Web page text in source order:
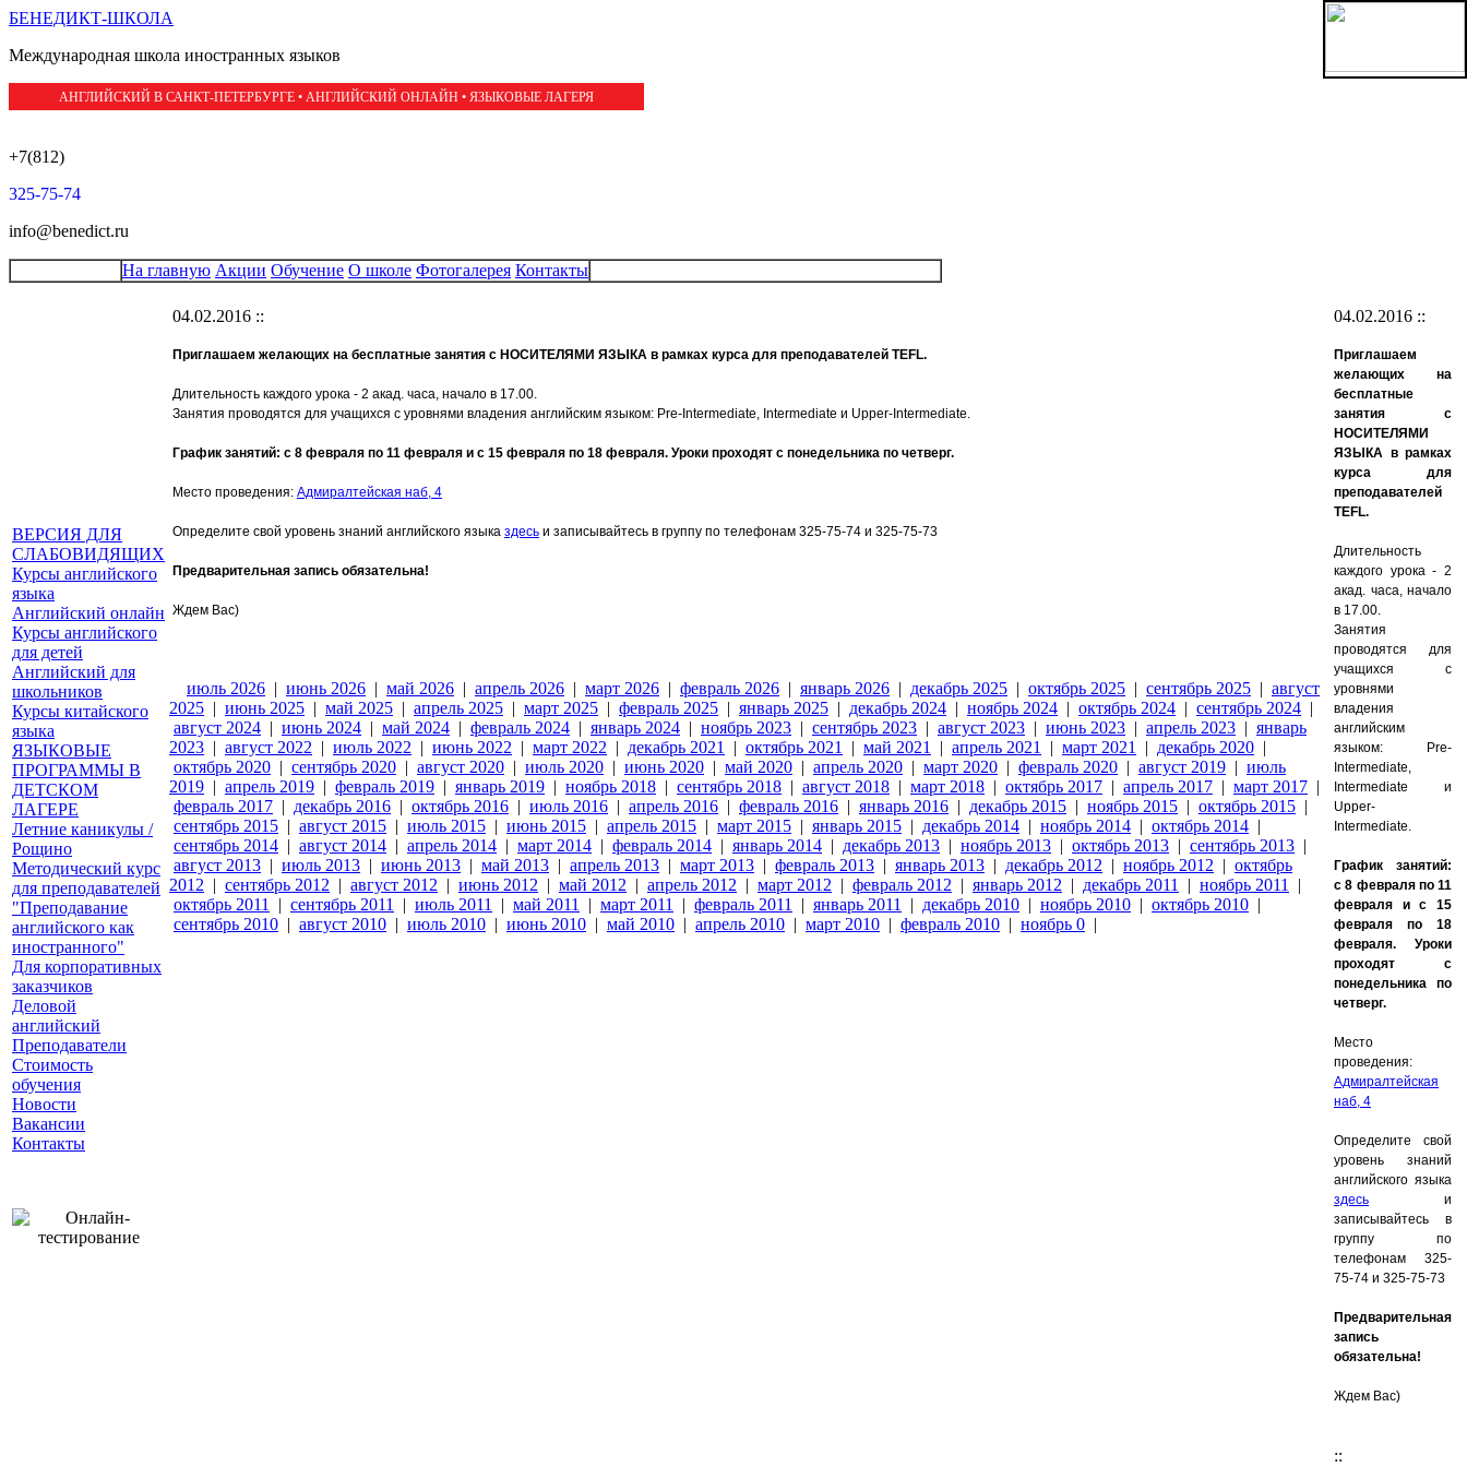
БЕНЕДИКТ-ШКОЛА
Международная школа иностранных языков
АНГЛИЙСКИЙ В САНКТ-ПЕТЕРБУРГЕ • АНГЛИЙСКИЙ ОНЛАЙН • ЯЗЫКОВЫЕ ЛАГЕРЯ
+7(812)
325-75-74
info@benedict.ru
На главную Акции Обучение О школе Фотогалерея Контакты
ВЕРСИЯ ДЛЯ
СЛАБОВИДЯЩИХ
Курсы английского
языка
Английский онлайн
Курсы английского
для детей
Английский для
школьников
Курсы китайского
языка
ЯЗЫКОВЫЕ
ПРОГРАММЫ В
ДЕТСКОМ
ЛАГЕРЕ
Летние каникулы /
Рощино
Методический курс
для преподавателей
"Преподавание
английского как
иностранного"
Для корпоративных
заказчиков
Деловой
английский
Преподаватели
Стоимость
обучения
Новости
Вакансии
Контакты
04.02.2016 ::
Приглашаем желающих на бесплатные занятия с НОСИТЕЛЯМИ ЯЗЫКА в рамках курса для преподавателей TEFL.
Длительность каждого урока - 2 акад. часа, начало в 17.00.
Занятия проводятся для учащихся с уровнями владения английским языком: Pre-Intermediate, Intermediate и Upper-Intermediate.
График занятий: с 8 февраля по 11 февраля и с 15 февраля по 18 февраля. Уроки проходят с понедельника по четверг.
Место проведения: Адмиралтейская наб, 4
Определите свой уровень знаний английского языка здесь и записывайтесь в группу по телефонам 325-75-74 и 325-75-73
Предварительная запись обязательна!
Ждем Вас)
июль 2026 | июнь 2026 | май 2026 | апрель 2026 | март 2026 | февраль 2026 | январь 2026 | декабрь 2025 | октябрь 2025 | сентябрь 2025 | август
2025 | июнь 2025 | май 2025 | апрель 2025 | март 2025 | февраль 2025 | январь 2025 | декабрь 2024 | ноябрь 2024 | октябрь 2024 | сентябрь 2024 |
август 2024 | июнь 2024 | май 2024 | февраль 2024 | январь 2024 | ноябрь 2023 | сентябрь 2023 | август 2023 | июнь 2023 | апрель 2023 | январь
2023 | август 2022 | июль 2022 | июнь 2022 | март 2022 | декабрь 2021 | октябрь 2021 | май 2021 | апрель 2021 | март 2021 | декабрь 2020 |
октябрь 2020 | сентябрь 2020 | август 2020 | июль 2020 | июнь 2020 | май 2020 | апрель 2020 | март 2020 | февраль 2020 | август 2019 | июль
2019 | апрель 2019 | февраль 2019 | январь 2019 | ноябрь 2018 | сентябрь 2018 | август 2018 | март 2018 | октябрь 2017 | апрель 2017 | март 2017 |
февраль 2017 | декабрь 2016 | октябрь 2016 | июль 2016 | апрель 2016 | февраль 2016 | январь 2016 | декабрь 2015 | ноябрь 2015 | октябрь 2015 |
сентябрь 2015 | август 2015 | июль 2015 | июнь 2015 | апрель 2015 | март 2015 | январь 2015 | декабрь 2014 | ноябрь 2014 | октябрь 2014 |
сентябрь 2014 | август 2014 | апрель 2014 | март 2014 | февраль 2014 | январь 2014 | декабрь 2013 | ноябрь 2013 | октябрь 2013 | сентябрь 2013 |
август 2013 | июль 2013 | июнь 2013 | май 2013 | апрель 2013 | март 2013 | февраль 2013 | январь 2013 | декабрь 2012 | ноябрь 2012 | октябрь
2012 | сентябрь 2012 | август 2012 | июнь 2012 | май 2012 | апрель 2012 | март 2012 | февраль 2012 | январь 2012 | декабрь 2011 | ноябрь 2011
|
октябрь 2011
| сентябрь 2011 | июль 2011 | май 2011 | март 2011 | февраль 2011 | январь 2011 | декабрь 2010 | ноябрь 2010 | октябрь 2010 |
сентябрь 2010 | август 2010 | июль 2010 | июнь 2010 | май 2010 | апрель 2010 | март 2010 | февраль 2010 | ноябрь 0 |
04.02.2016 ::
Приглашаем
желающих на
бесплатные
занятия с
НОСИТЕЛЯМИ
ЯЗЫКА в рамках
курса для
преподавателей
TEFL.
Длительность
каждого урока - 2
акад. часа, начало
в 17.00.
Занятия
проводятся для
учащихся с
уровнями
владения
английским
языком: Pre-
Intermediate,
Intermediate и
Upper-
Intermediate.
График занятий:
с 8 февраля по 11
февраля и с 15
февраля по 18
февраля. Уроки
проходят с
понедельника по
четверг.
Место
проведения:
Адмиралтейская
наб, 4
Определите свой
уровень знаний
английского языка
здесь и
записывайтесь в
группу по
телефонам 325-
75-74 и 325-75-73
Предварительная
запись
обязательна!
Ждем Вас)
::